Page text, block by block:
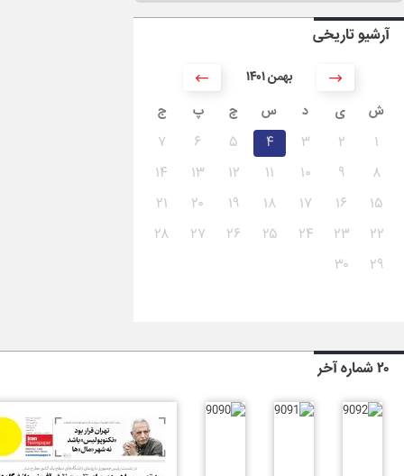
آرشیو تاریخی
۱۴۰۱ بهمن
ش
ی د س چ پ ج
۱ ۲ ۳ ۴ ۵ ۶
۷
۸
۹ ۱۰ ۱۱ ۱۲ ۱۳
۱۴
۱۵
۱۶ ۱۷ ۱۸ ۱۹ ۲۰
۲۱
۲۲
۲۳ ۲۴ ۲۵ ۲۶ ۲۷
۲۸
۲۹
۳۰
۲۰ شماره آخر